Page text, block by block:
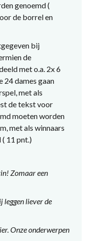
genoemd (
de borrel en
bij
de
met o.a. 2x 6
24 dames gaan
met als
de tekst voor
moeten worden
met als winnaars
11 pnt.)
Zomaar een
leggen liever de
Onze onderwerpen